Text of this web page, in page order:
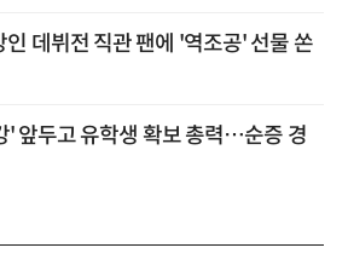
인 데뷔전 직관 팬에 '역조공' 선물 쏜
' 앞두고 유학생 확보 총력…순증 경